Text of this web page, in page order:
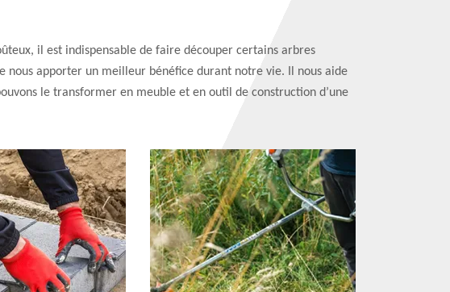
il est indispensable de faire découper certains arbres
nous apporter un meilleur bénéfice durant notre vie. Il nous aide
le transformer en meuble et en outil de construction d’une